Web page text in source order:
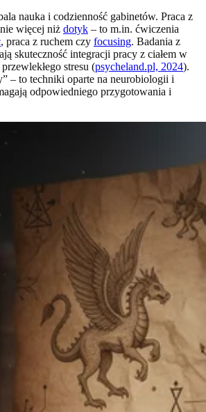
nauka i codzienność gabinetów. Praca z
więcej niż dotyk – to m.in. ćwiczenia
, praca z ruchem czy focusing. Badania z
skuteczność integracji pracy z ciałem w
stresu (psycheland.pl, 2024).
– to techniki oparte na neurobiologii i
odpowiedniego przygotowania i